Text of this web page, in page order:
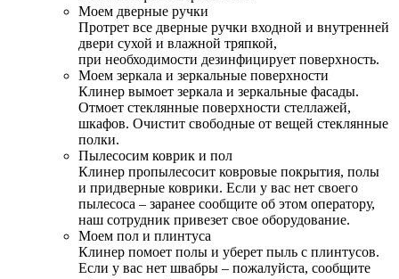
Моем дверные ручки
Протрет все дверные ручки входной и внутренней
двери сухой и влажной тряпкой,
при необходимости дезинфицирует поверхность.
Моем зеркала и зеркальные поверхности
Клинер вымоет зеркала и зеркальные фасады.
Отмоет стеклянные поверхности стеллажей,
шкафов. Очистит свободные от вещей стеклянные
полки.
Пылесосим коврик и пол
Клинер пропылесосит ковровые покрытия, полы
и придверные коврики. Если у вас нет своего
пылесоса – заранее сообщите об этом оператору,
наш сотрудник привезет свое оборудование.
Моем пол и плинтуса
Клинер помоет полы и уберет пыль с плинтусов.
Если у вас нет швабры – пожалуйста, сообщите